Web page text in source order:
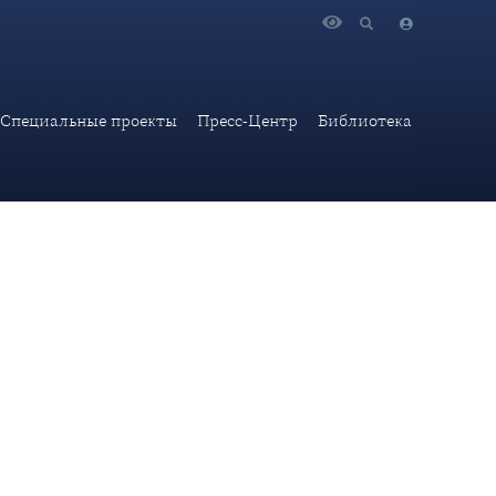
Специальные проекты Пресс-Центр Библиотека
РЕГИОНЕ